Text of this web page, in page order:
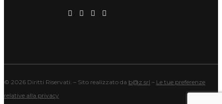
© 2026 Diritti Riservati. – Sito realizzato da b@z srl – Le tue preferenze
relative alla privacy